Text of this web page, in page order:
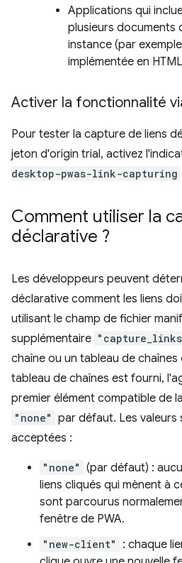
Applications qui
plusieurs documents
instance (par
implémentée en
Activer la fonctionnalité
Pour tester la capture de liens
jeton d'origin trial, activez
desktop-pwas-link-capturing
Comment utiliser la
déclarative ?
Les développeurs peuvent
déclarative comment les liens
utilisant le champ de fichier
supplémentaire
chaîne ou un tableau de chaînes
tableau de chaînes est fourni,
premier élément compatible de
"none" par défaut. Les valeurs
acceptées :
"none" (par défaut) :
liens cliqués qui mènent à
sont parcourus
fenêtre de PWA.
"new-client"
: chaque